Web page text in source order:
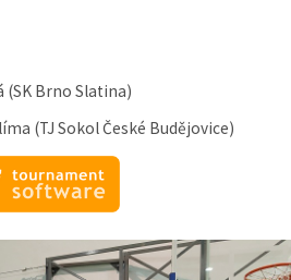
(SK Brno Slatina)
(TJ Sokol České Budějovice)